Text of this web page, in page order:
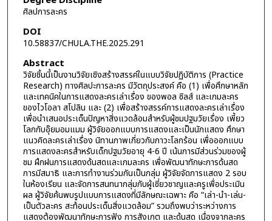
ศิลปการละคร
DOI
10.58837/CHULA.THE.2025.291
Abstract
วิจัยชิ้นนี้เป็นงานวิจัยเชิงสร้างสรรค์ในแบบวิจัยปฏิบัติการ (Practice
Research) ทางศิลปะการละคร มีวัตถุประสงค์ คือ (1) เพื่อศึกษาหลัก
และเทคนิคในการแสดงละครเล่าเรื่อง ของพอล ซิลส์ และเกมละคร
ของไวโอลา สโปลิน และ (2) เพื่อสร้างสรรค์การแสดงละครเล่าเรื่อง
เพื่อนำเสนอประเด็นปัญหาสิ่งแวดล้อมสำหรับผู้ชมปฐมวัยเรื่อง เพี้ยว
โลกกับอุ๊ยมอมแมม ผู้วิจัยออกแบบการแสดงและเป็นนักแสดง ศึกษา
แนวคิดละครเล่าเรื่อง นิทานภาพเกี่ยวกับภาวะโลกร้อน เพื่อออกแบบ
การแสดงละครสำหรับเด็กปฐมวัยอายุ 4-6 ปี เน้นการมีส่วนร่วมของผู้
ชม ฝึกฝนการแสดงด้นสดและเกมละคร เพื่อพัฒนาทักษะการด้นสด
การมีสมาธิ และการทำงานร่วมกันเป็นกลุ่ม ผู้วิจัยจัดการแสดง 2 รอบ
ในห้องเรียน และจัดการสนทนากลุ่มกับผู้เชี่ยวชาญและครูเพื่อประเมิน
ผล ผู้วิจัยค้นพบรูปแบบการแสดงที่มีลักษณะเฉพาะ คือ “เล่า-นำ-เล่น-
เป็นตัวละคร สะท้อนประเด็นสิ่งแวดล้อม” รวมถึงพบว่าระหว่างการ
แสดงต้องพัฒนาทักษะการฟัง การสังเกต และด้นสด เนื่องจากละคร